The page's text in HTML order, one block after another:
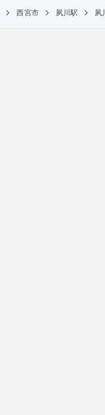
西宮市 夙川駅 夙